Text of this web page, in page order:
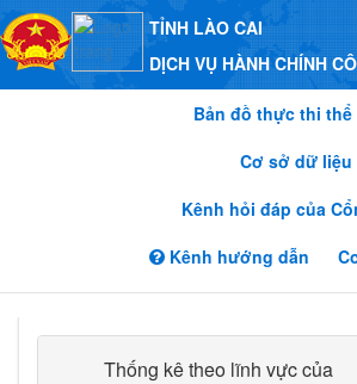
TỈNH LÀO CAI
DỊCH VỤ HÀNH CHÍNH
Bản đồ thực thi thể
Cơ sở dữ liệu
Kênh hỏi đáp của
Kênh hướng dẫn
Thống kê theo lĩnh vực của